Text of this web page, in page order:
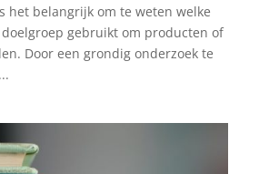
het belangrijk om te weten welke
gebruikt om producten of
Door een grondig onderzoek te